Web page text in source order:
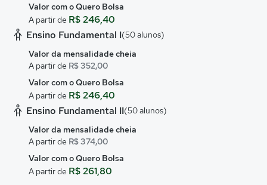
Valor com o Quero Bolsa
A partir de R$ 246,40
Ensino Fundamental I(50 alunos)
Valor da mensalidade cheia
A partir de R$ 352,00
Valor com o Quero Bolsa
A partir de R$ 246,40
Ensino Fundamental II(50 alunos)
Valor da mensalidade cheia
A partir de R$ 374,00
Valor com o Quero Bolsa
A partir de R$ 261,80